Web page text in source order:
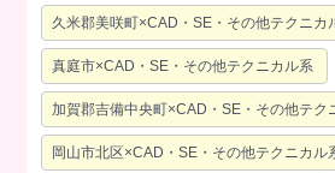
久米郡美咲町×CAD・SE・その他テクニカ
真庭市×CAD・SE・その他テクニカル系
加賀郡吉備中央町×CAD・SE・その他テク
岡山市北区×CAD・SE・その他テクニカル